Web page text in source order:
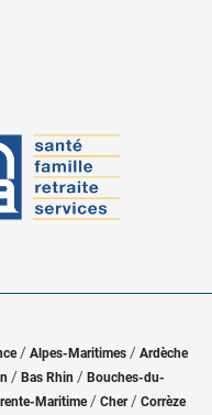
/ Alpes-Maritimes / Ardèche
/ Bas Rhin / Bouches-du-
Maritime/ Cher / Corrèze